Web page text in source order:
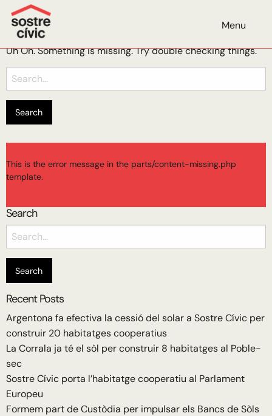
Menu
Categoria:
Oops, Post Not Found!
Uh Oh. Something is missing. Try double checking things.
Search
for:
This is the error message in the parts/content-missing.php
template.
Search
Search
for:
Recent Posts
Argentona fa efectiva la cessió del solar a Sostre Cívic per
construir 20 habitatges cooperatius
La Corrala ja té el sòl per construir 8 habitatges al Poble-
sec
Sostre Cívic porta l’habitatge cooperatiu al Parlament
Europeu
Formem part de Custòdia per impulsar els Bancs de Sòls